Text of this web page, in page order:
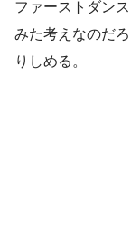
ファーストダン
みた考えなのだ
りしめる。